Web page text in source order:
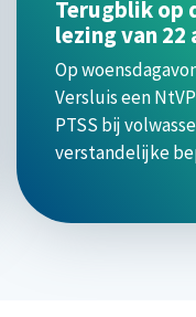
Terugblik op
lezing van 22
Op
Versluis een
PTSS bij
verstandelijke